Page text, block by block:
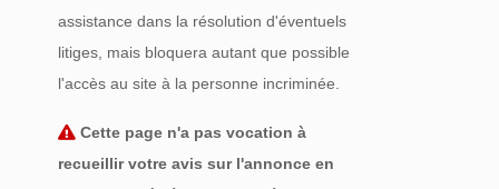
assistance dans la résolution d'éventuels
litiges, mais bloquera autant que possible
l'accès au site à la personne incriminée.
Cette page n'a pas vocation à
recueillir votre avis sur l'annonce en